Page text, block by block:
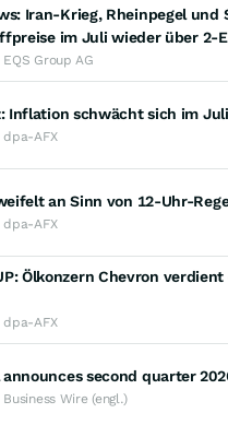
Iran-Krieg, Rheinpegel
im Juli wieder über 2-
EQS Group AG
Inflation schwächt sich im
dpa-AFX
an Sinn von 12-Uhr-
dpa-AFX
Ölkonzern Chevron
dpa-AFX
announces second quarter
Business Wire (engl.)